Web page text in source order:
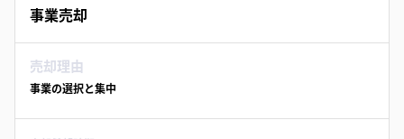
事業売却
売却理由
事業の選択と集中